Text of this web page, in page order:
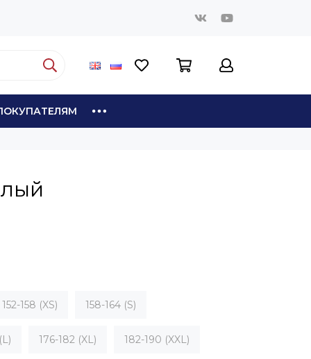
152-158 (XS) 158-164 (S)
176-182 (XL) 182-190 (XXL)